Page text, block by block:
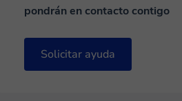
pondrán en contacto contigo
Solicitar ayuda